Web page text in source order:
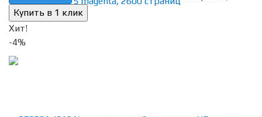
Хит!
-4%